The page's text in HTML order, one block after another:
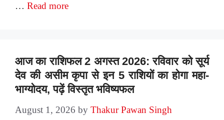
… Read more
आज का राशिफल 2 अगस्त 2026: रविवार को सूर्य
देव की असीम कृपा से इन 5 राशियों का होगा महा-
भाग्योदय, पढ़ें विस्तृत भविष्यफल
August 1, 2026 by Thakur Pawan Singh